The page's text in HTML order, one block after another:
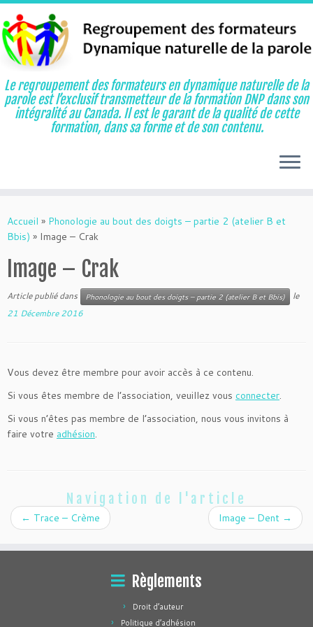
au
contenu
Le regroupement des formateurs en dynamique naturelle de la
parole est l’exclusif transmetteur de la formation DNP dans son
intégralité au Canada. Il est le garant de la qualité de cette
formation, dans sa forme et de son contenu.
Accueil » Phonologie au bout des doigts – partie 2 (atelier B et
Bbis) » Image – Crak
Image – Crak
Article publié dans Phonologie au bout des doigts – partie 2 (atelier B et Bbis)
le
21 Décembre 2016
Vous devez être membre pour avoir accès à ce contenu.
Si vous êtes membre de l’association, veuillez vous connecter.
Si vous n’êtes pas membre de l’association, nous vous invitons à
faire votre adhésion.
Navigation de l'article
← Trace – Crème Image – Dent →
Règlements
Droit d’auteur
Politique d’adhésion